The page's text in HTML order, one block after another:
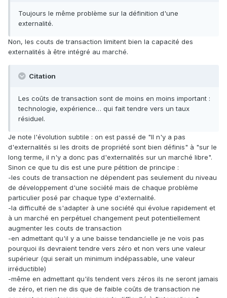
Toujours le même problème sur la définition d'une
externalité.
Non, les couts de transaction limitent bien la capacité des
externalités à être intégré au marché.
Citation
Les coûts de transaction sont de moins en moins important :
technologie, expérience… qui fait tendre vers un taux
résiduel.
Je note l'évolution subtile : on est passé de "Il n'y a pas
d'externalités si les droits de propriété sont bien définis" à "sur le
long terme, il n'y a donc pas d'externalités sur un marché libre".
Sinon ce que tu dis est une pure pétition de principe :
-les couts de transaction ne dépendent pas seulement du niveau
de développement d'une société mais de chaque problème
particulier posé par chaque type d'externalité.
-la difficulté de s'adapter à une société qui évolue rapidement et
à un marché en perpétuel changement peut potentiellement
augmenter les couts de transaction
-en admettant qu'il y a une baisse tendancielle je ne vois pas
pourquoi ils devraient tendre vers zéro et non vers une valeur
supérieur (qui serait un minimum indépassable, une valeur
irréductible)
-même en admettant qu'ils tendent vers zéros ils ne seront jamais
de zéro, et rien ne dis que de faible coûts de transaction ne